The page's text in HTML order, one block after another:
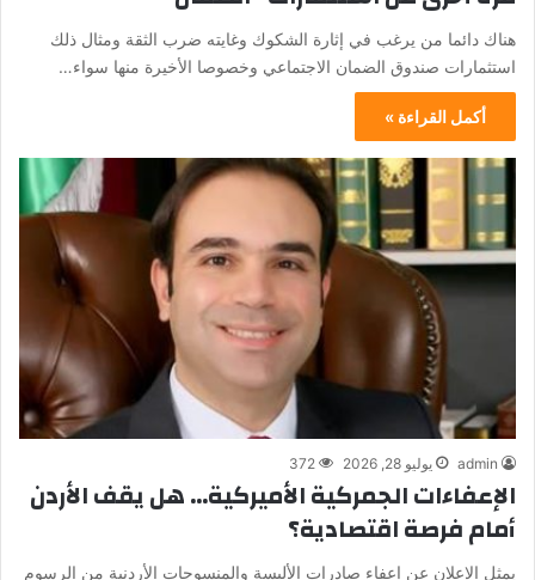
هناك دائما من يرغب في إثارة الشكوك وغايته ضرب الثقة ومثال ذلك
استثمارات صندوق الضمان الاجتماعي وخصوصا الأخيرة منها سواء…
أكمل القراءة »
admin يوليو 28, 2026 372
الإعفاءات الجمركية الأميركية… هل يقف الأردن
أمام فرصة اقتصادية؟
يمثل الإعلان عن إعفاء صادرات الألبسة والمنسوجات الأردنية من الرسوم